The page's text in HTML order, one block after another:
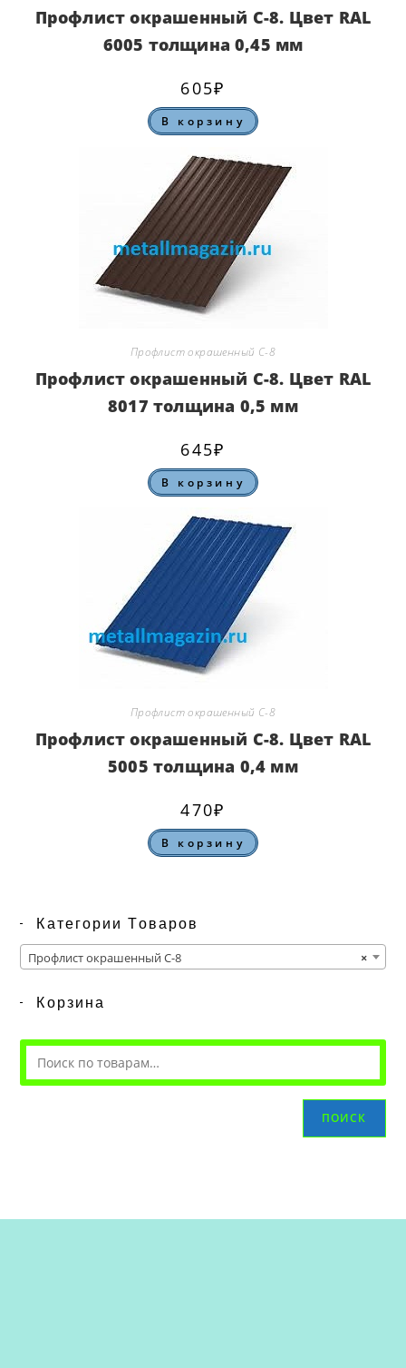
Профлист окрашенный С-8. Цвет RAL
6005 толщина 0,45 мм
605₽
В корзину
Профлист окрашенный С-8
Профлист окрашенный С-8. Цвет RAL
8017 толщина 0,5 мм
645₽
В корзину
Профлист окрашенный С-8
Профлист окрашенный С-8. Цвет RAL
5005 толщина 0,4 мм
470₽
В корзину
Категории Товаров
×
Профлист окрашенный С-8
Корзина
ПОИСК